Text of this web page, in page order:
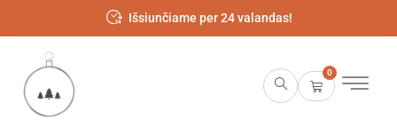
Išsiunčiame per 24 valandas!
0